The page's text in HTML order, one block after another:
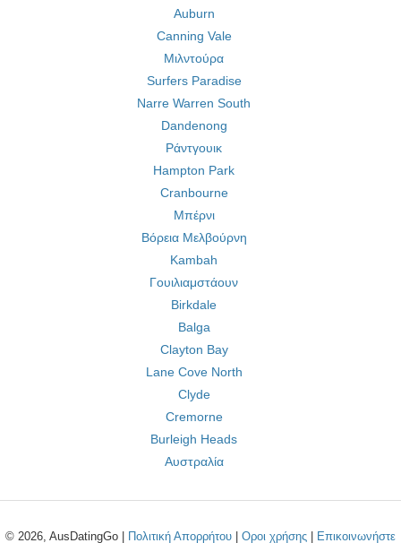
Auburn
Canning Vale
Μιλντούρα
Surfers Paradise
Narre Warren South
Dandenong
Ράντγουικ
Hampton Park
Cranbourne
Μπέρνι
Βόρεια Μελβούρνη
Kambah
Γουιλιαμστάουν
Birkdale
Balga
Clayton Bay
Lane Cove North
Clyde
Cremorne
Burleigh Heads
Αυστραλία
© 2026, AusDatingGo | Πολιτική Απορρήτου Οροι χρήσης Επικοινωνήστε